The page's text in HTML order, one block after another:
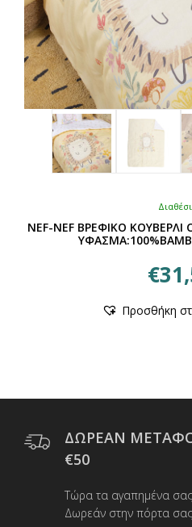
NEF-NEF ΒΡΕΦΙΚΟ ΚΟΥΒΕΡΛΙ
€
το
Οι
Προσθήκη
ΔΩΡΕΑΝ
€50
Τώρα τα αγαπημένα σας
Δωρεάν στην πόρτα σας.